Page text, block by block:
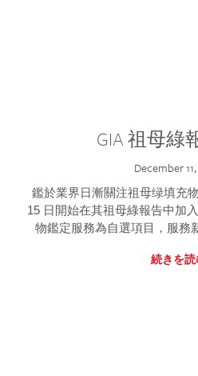
GIA 祖母綠
December
鑑於業界日漸關注祖母绿填充
15 日開始在其祖母綠報告中加
物鑑定服務為自選項目，服務
続きを